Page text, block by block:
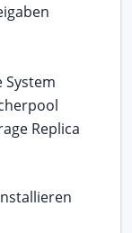
System
Replica